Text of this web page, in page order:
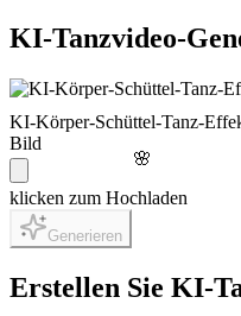
🌸
KI-Tanzvideo-
KI-Körper-Schüttel-Tanz-
Bild
klicken zum Hochladen
Generieren
Erstellen Sie KI-